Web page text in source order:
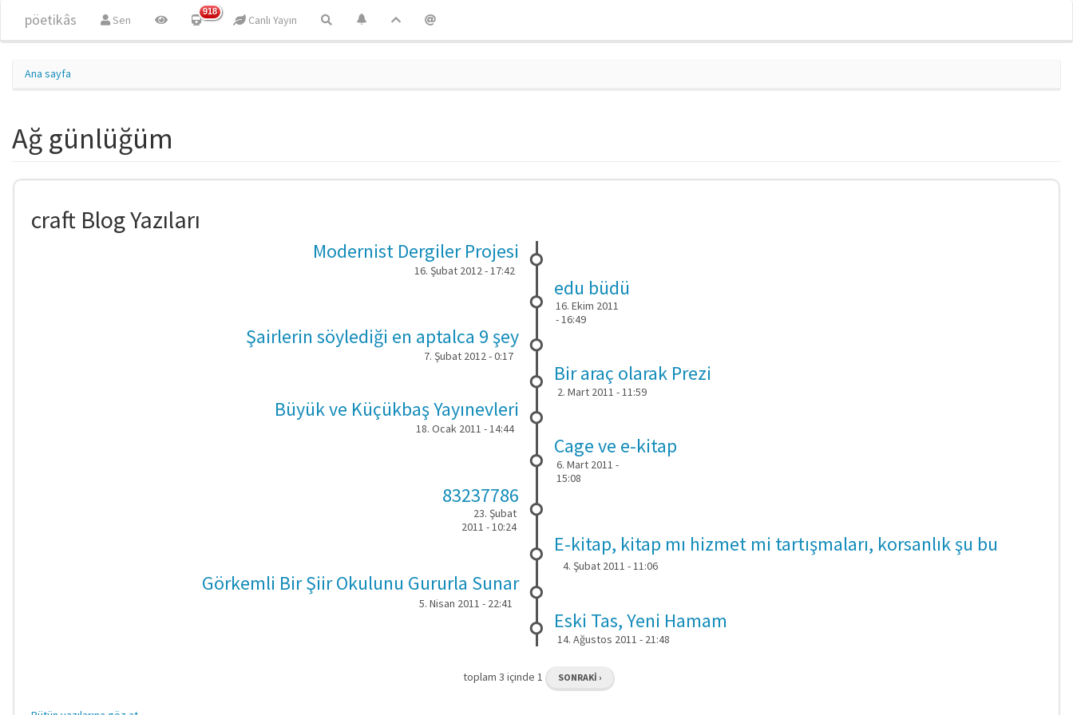
pöetikâs Sen
918
Canlı Yayın
Ana sayfa
Ağ günlüğüm
craft Blog Yazıları
Modernist Dergiler Projesi
16. Şubat 2012 - 17:42
edu büdü
16. Ekim 2011
- 16:49
Şairlerin söylediği en aptalca 9 şey
7. Şubat 2012 - 0:17
Bir araç olarak Prezi
2. Mart 2011 - 11:59
Büyük ve Küçükbaş Yayınevleri
18. Ocak 2011 - 14:44
Cage ve e-kitap
6. Mart 2011 -
15:08
83237786
23. Şubat
2011 - 10:24
E-kitap, kitap mı hizmet mi tartışmaları, korsanlık şu bu
4. Şubat 2011 - 11:06
Görkemli Bir Şiir Okulunu Gururla Sunar
5. Nisan 2011 - 22:41
Eski Tas, Yeni Hamam
14. Ağustos 2011 - 21:48
toplam 3 içinde 1 SONRAKI ›